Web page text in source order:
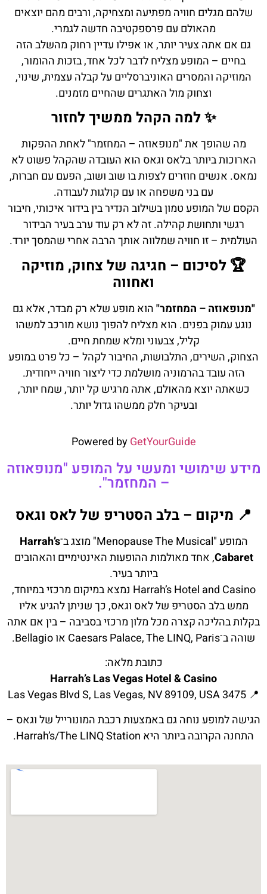
שלהם מגלים חוויה מפתיעה ומצחיקה, ורבים מהם יוצאים
מהאולם עם פרספקטיבה חדשה לגמרי.
גם אם אתה צעיר יותר, או אפילו עדיין רחוק מהשלב הזה
בחיים – המופע מצליח לדבר לכל אחד, בזכות ההומור,
המוזיקה והמסרים האוניברסליים על קבלה עצמית, שינוי,
וצחוק מול האתגרים שהחיים מזמנים.
✨ למה הקהל ממשיך לחזור
מה שהופך את "מנופאוזה – המחזמר" לאחת ההפקות
הארוכות ביותר בלאס וגאס הוא העובדה שהקהל פשוט לא
נמאס. אנשים חוזרים לצפות בו שוב ושוב, הפעם עם חברות,
עם בני משפחה או עם קולגות לעבודה.
הקסם של המופע טמון בשילוב הנדיר בין בידור איכותי, חיבור
רגשי ותחושת קהילה. זה לא רק עוד ערב בעיר הבידור
העולמית – זו חוויה שמלווה אותך הרבה אחרי שהמסך יורד.
🏆 לסיכום – חגיגה של צחוק, מוזיקה
ואחווה
"מנופאוזה – המחזמר"הוא מופע שלא רק מבדר, אלא גם
נוגע עמוק בפנים. הוא מצליח להפוך נושא מורכב למשהו
קליל, צבעוני ומלא שמחת חיים.
הצחוק, השירים, התלבושות, החיבור לקהל – כל פרט במופע
הזה עובד בהרמוניה מושלמת כדי ליצור חוויה ייחודית.
כשאתה יוצא מהאולם, אתה מרגיש קל יותר, שמח יותר,
ובעיקר חלק ממשהו גדול יותר.
Powered byGetYourGuide
מידע שימושי ומעשי על המופע "מנופאוזה
– המחזמר".
📍 מיקום – בלב הסטריפ של לאס וגאס
המופע "Menopause The Musical" מוצג ב־
Harrah’s
Cabaret, אחד מאולמות ההופעות האינטימיים והאהובים
ביותר בעיר.
Harrah’s Hotel and Casino נמצא במיקום מרכזי במיוחד,
ממש בלב הסטריפ של לאס וגאס, כך שניתן להגיע אליו
בקלות בהליכה קצרה מכל מלון מרכזי בסביבה – בין אם אתה
שוהה ב־Caesars Palace, The LINQ, Paris או Bellagio.
כתובת מלאה:
Harrah’s Las Vegas Hotel & Casino
📍 3475 Las Vegas Blvd S, Las Vegas, NV 89109, USA
הגישה למופע נוחה גם באמצעות רכבת המונורייל של וגאס –
התחנה הקרובה ביותר היא Harrah’s/The LINQ Station.